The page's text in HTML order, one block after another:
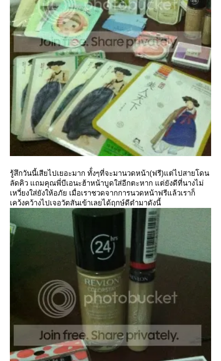
รู้สึกวันนี้เสียไปเยอะมาก ทั้่งๆที่จะมานวดหน้า(ฟรี)แต่ไปสายโดน
ลัดคิว แถมคุณพี่บีเอนะฮ้าหน้าบูดใส่อีกตะหาก แต่ยังดีที่นางไม่
เหวี่ยงใส่ยังให้อภัย เมื่อเราชวดจากการนวดหน้าฟรีแล้วเราก็
เคว้งคว้างไปเจอวัตสันเข้าเลยได้ฤกษ์ดีตำมาดังนี้